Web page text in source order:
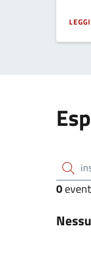
inserisci il testo da cercare
0